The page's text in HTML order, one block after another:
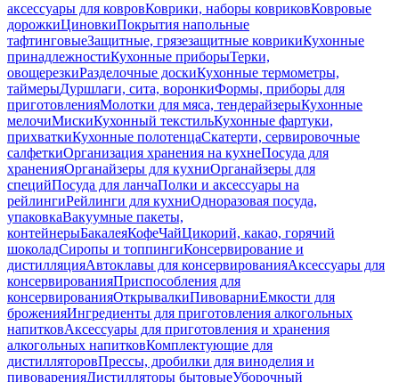
аксессуары для ковровКоврики, наборы ковриковКовровые
дорожкиЦиновкиПокрытия напольные
тафтинговыеЗащитные, грязезащитные коврикиКухонные
принадлежностиКухонные приборыТерки,
овощерезкиРазделочные доскиКухонные термометры,
таймерыДуршлаги, сита, воронкиФормы, приборы для
приготовленияМолотки для мяса, тендерайзерыКухонные
мелочиМискиКухонный текстильКухонные фартуки,
прихваткиКухонные полотенцаСкатерти, сервировочные
салфеткиОрганизация хранения на кухнеПосуда для
храненияОрганайзеры для кухниОрганайзеры для
специйПосуда для ланчаПолки и аксессуары на
рейлингиРейлинги для кухниОдноразовая посуда,
упаковкаВакуумные пакеты,
контейнерыБакалеяКофеЧайЦикорий, какао, горячий
шоколадСиропы и топпингиКонсервирование и
дистилляцияАвтоклавы для консервированияАксессуары для
консервированияПриспособления для
консервированияОткрывалкиПивоварниЕмкости для
броженияИнгредиенты для приготовления алкогольных
напитковАксессуары для приготовления и хранения
алкогольных напитковКомплектующие для
дистилляторовПрессы, дробилки для виноделия и
пивоваренияДистилляторы бытовыеУборочный